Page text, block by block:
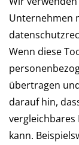
Unternehmen
Wenn diese
übertragen
darauf hin,
kann.